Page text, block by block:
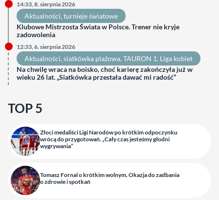
14:33, 8. sierpnia 2026
Aktualności, turnieje światowe
Klubowe Mistrzosta Świata w Polsce. Trener nie kryje
zadowolenia
12:33, 6. sierpnia 2026
Aktualności, siatkówka plażowa, TAURON 1. Liga kobiet
Na chwilę wraca na boisko, choć karierę zakończyła już w
wieku 26 lat. „Siatkówka przestała dawać mi radość”
TOP 5
Złoci medaliści Ligi Narodów po krótkim odpoczynku
wrócą do przygotowań. „Cały czas jesteśmy głodni
wygrywania”
Tomasz Fornal o krótkim wolnym. Okazja do zadbania
o zdrowie i spotkań